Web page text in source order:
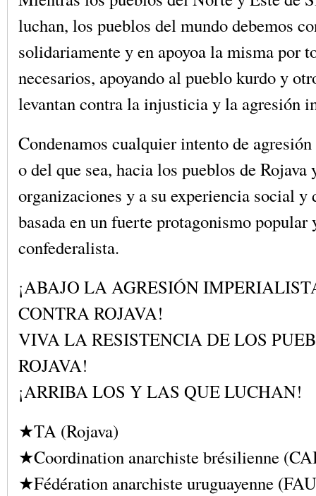
luchan, los pueblos del mundo debemos
solidariamente y en apoyoa la misma por
necesarios, apoyando al pueblo kurdo y
levantan contra la injusticia y la agresión
Condenamos cualquier intento de
o del que sea, hacia los pueblos de Rojava
organizaciones y a su experiencia social y
basada en un fuerte protagonismo popular
confederalista.
¡ABAJO LA AGRESIÓN
CONTRA ROJAVA!
VIVA LA RESISTENCIA DE LOS
ROJAVA!
¡ARRIBA LOS Y LAS QUE LUCHAN!
★TA (Rojava)
★Coordination anarchiste brésilienne
★Fédération anarchiste uruguayenne